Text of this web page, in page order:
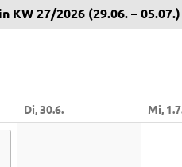
KW 27/2026 (29.06. – 05.07.)
auswählen
Di, 30.6. Mi,